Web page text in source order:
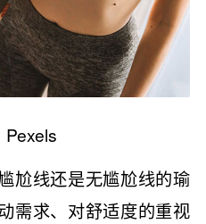
Pexels
尬线还是无尴尬线的瑜
需求、对舒适度的重视